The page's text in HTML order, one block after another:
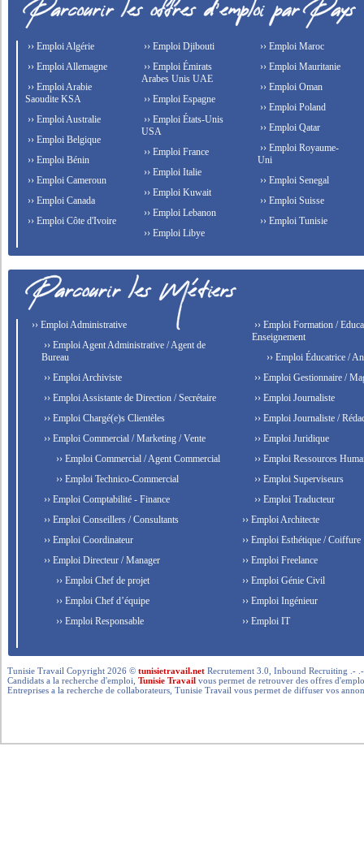
›› Emploi Algérie
›› Emploi Allemagne
›› Emploi Arabie
Saoudite KSA
›› Emploi Australie
›› Emploi Belgique
›› Emploi Bénin
›› Emploi Cameroun
›› Emploi Canada
›› Emploi Côte d'Ivoire
›› Emploi Djibouti
›› Emploi Émirats
Arabes Unis UAE
›› Emploi Espagne
›› Emploi États-Unis
USA
›› Emploi France
›› Emploi Italie
›› Emploi Kuwait
›› Emploi Lebanon
›› Emploi Libye
›› Emploi Maroc
›› Emploi Mauritanie
›› Emploi Oman
›› Emploi Poland
›› Emploi Qatar
›› Emploi Royaume-
Uni
›› Emploi Senegal
›› Emploi Suisse
›› Emploi Tunisie
›› Emploi Administrative
›› Emploi Agent Administrative / Agent de
Bureau
›› Emploi Archiviste
›› Emploi Assistante de Direction / Secrétaire
›› Emploi Chargé(e)s Clientèles
›› Emploi Commercial / Marketing / Vente
›› Emploi Commercial / Agent Commercial
›› Emploi Technico-Commercial
›› Emploi Comptabilité - Finance
›› Emploi Conseillers / Consultants
›› Emploi Coordinateur
›› Emploi Directeur / Manager
›› Emploi Chef de projet
›› Emploi Chef d’équipe
›› Emploi Responsable
›› Emploi Formation /
Enseignement
›› Emploi Éducatrice /
›› Emploi Gestionnaire /
›› Emploi Journaliste
›› Emploi Journaliste /
›› Emploi Juridique
›› Emploi Ressources
›› Emploi Superviseurs
›› Emploi Traducteur
›› Emploi Architecte
›› Emploi Esthétique / Coiffure
›› Emploi Freelance
›› Emploi Génie Civil
›› Emploi Ingénieur
›› Emploi IT
Tunisie Travail Copyright 2026 ©tunisietravail.net Recrutement 3.0, Inbound Recruiting .-
Candidats a la recherche d'emploi,Tunisie Travail vous permet de retrouver des offres
Entreprises a la recherche de collaborateurs, Tunisie Travail vous permet de diffuser vos